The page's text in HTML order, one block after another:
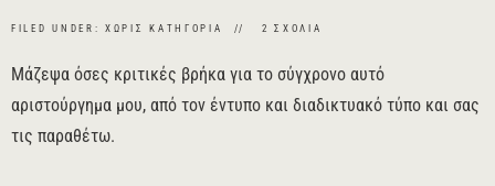
FILED UNDER: ΧΩΡΊΣ ΚΑΤΗΓΟΡΊΑ 2 ΣΧΌΛΙΑ
Μάζεψα όσες κριτικές βρήκα για το σύγχρονο αυτό
αριστούργημα μου, από τον έντυπο και διαδικτυακό τύπο και σας
τις παραθέτω.